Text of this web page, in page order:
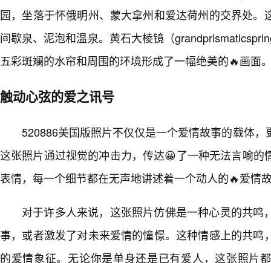
园，坐落于怀俄明州、蒙大拿州和爱达荷州的交界处。
间歇泉、泥泡和温泉。黄石大棱镜（
五彩斑斓的水帘和周围的环境形成了一幅绝美的🔥画面
触动心弦的爱之讯号
520886美国版照片不仅仅是一个爱情故事的载体
这张照片通过视觉的冲击力，传达😀了一种无法言喻的
表情，每一个细节都在无声地讲述着一个动人的🔥爱情
对于许多人来说，这张照片仿佛是一种心灵的共鸣
事，或者激发了对未来爱情的憧憬。这种情感上的共鸣
的爱情象征。无论你是单身还是已有爱人，这张照片